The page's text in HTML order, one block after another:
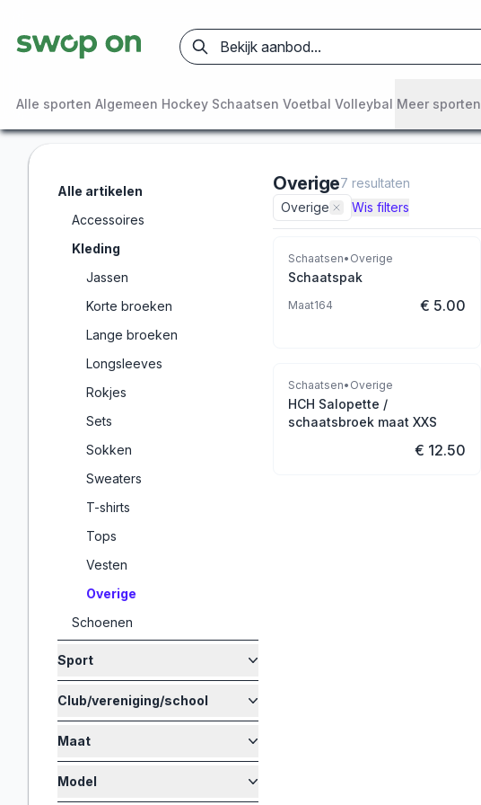
Alle sporten Algemeen Hockey Schaatsen Voetbal Volleybal Meer sporten
Alle artikelen
Accessoires
Kleding
Jassen
Korte broeken
Lange broeken
Longsleeves
Rokjes
Sets
Sokken
Sweaters
T-shirts
Tops
Vesten
Overige
Schoenen
Sport
Club/vereniging/school
Maat
Model
Overige7 resultaten
Overige
Wis filters
Schaatsen• Overige
Schaatspak
Maat164 € 5.00
Schaatsen• Overige
HCH Salopette /
schaatsbroek maat XXS
€ 12.50